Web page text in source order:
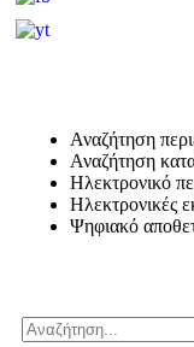
Αναζήτηση
Αναζήτηση
Ηλεκτρονικό
Ηλεκτρονικές
Ψηφιακό